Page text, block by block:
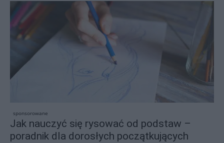
sponsorowane
Jak nauczyć się rysować od podstaw –
poradnik dla dorosłych początkujących